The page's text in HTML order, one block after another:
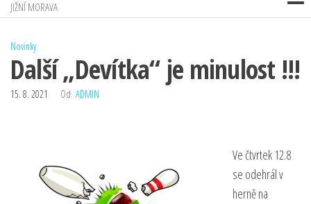
JIŽNÍ MORAVA
Novinky
Další „Devítka“ je minulost !!!
15. 8. 2021 Od ADMIN
Ve čtvrtek 12.8
se odehrál v
herně na